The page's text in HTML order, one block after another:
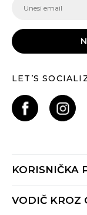
LET’S
KORISNIČKA
Provjeri status
VODIČ KROZ